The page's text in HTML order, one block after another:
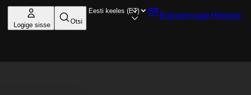
Logige sisse Otsi
Broneeri laud Helsinki